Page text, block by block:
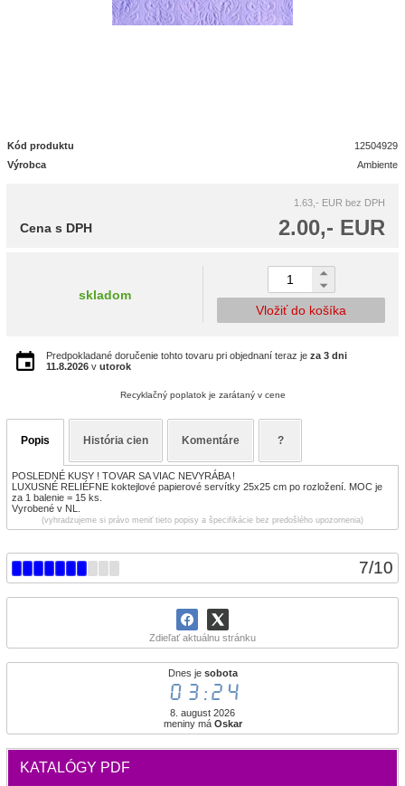
7/10
Zdieľať aktuálnu stránku
Dnes je sobota
03:24
8. august 2026
meniny má Oskar
KATALÓGY PDF
Kód produktu
12504929
Výrobca
Ambiente
1.63,- EUR bez DPH
2.00,- EUR
Cena s DPH
skladom
Vložiť do košíka
Predpokladané doručenie tohto tovaru pri objednaní teraz je za 3 dni
11.8.2026 v utorok
Recyklačný poplatok je zarátaný v cene
Popis História cien Komentáre ?
POSLEDNÉ KUSY ! TOVAR SA VIAC NEVYRÁBA !
LUXUSNÉ RELIÉFNE koktejlové papierové servítky 25x25 cm po rozložení. MOC je
za 1 balenie = 15 ks.
Vyrobené v NL.
(vyhradzujeme si právo meniť tieto popisy a špecifikácie bez predošlého upozornenia)